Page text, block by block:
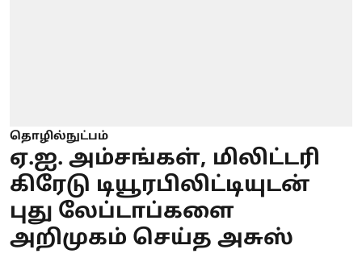
தொழில்நுட்பம்
ஏ.ஐ. அம்சங்கள், மிலிட்டரி
கிரேடு டியூரபிலிட்டியுடன்
புது லேப்டாப்களை
அறிமுகம் செய்த அசுஸ்